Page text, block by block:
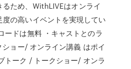
るため、WithLIVEはオンライ
度の高いイベントを実現してい
ードは無料 ・キャストとのラ
ョー/ オンライン講義 はポイ
トーク / トークショー/ オンラ